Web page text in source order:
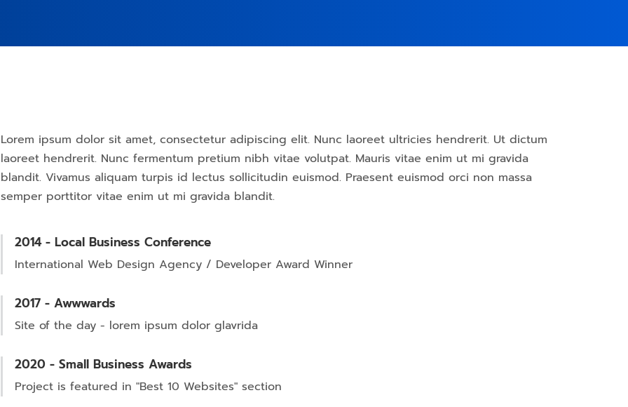
Lorem ipsum dolor sit amet, consectetur adipiscing elit. Nunc laoreet ultricies hendrerit. Ut dictum
laoreet hendrerit. Nunc fermentum pretium nibh vitae volutpat. Mauris vitae enim ut mi gravida
blandit. Vivamus aliquam turpis id lectus sollicitudin euismod. Praesent euismod orci non massa
semper porttitor vitae enim ut mi gravida blandit.
2014 - Local Business Conference
International Web Design Agency / Developer Award Winner
2017 - Awwwards
Site of the day - lorem ipsum dolor glavrida
2020 - Small Business Awards
Project is featured in "Best 10 Websites" section